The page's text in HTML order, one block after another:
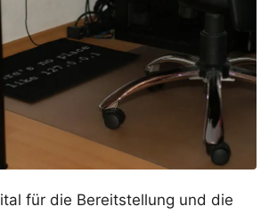
für die Bereitstellung und die